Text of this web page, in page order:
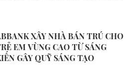
XÂY NHÀ BÁN TRÚ CHO
EM VÙNG CAO TỪ SÁNG
GÂY QUỸ SÁNG TẠO